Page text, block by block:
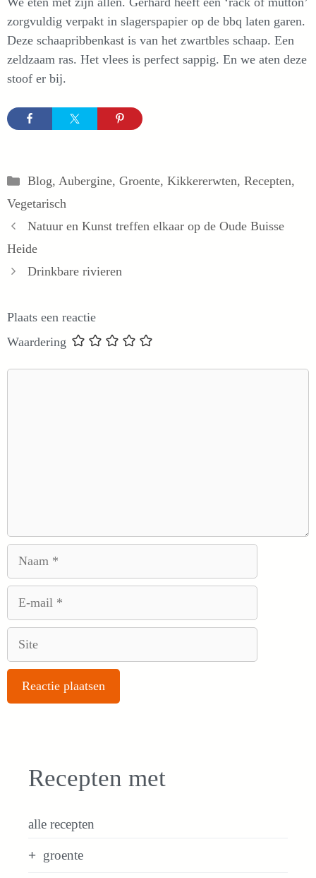
zorgvuldig verpakt in slagerspapier op de bbq laten garen.
Deze schaapribbenkast is van het zwartbles schaap. Een
zeldzaam ras. Het vlees is perfect sappig. En we aten deze
stoof er bij.
Categorieën
Blog, Aubergine, Groente, Kikkererwten, Recepten,
Vegetarisch
Natuur en Kunst treffen elkaar op de Oude Buisse
Heide
Drinkbare rivieren
Plaats een reactie
Waardering
Recepten met
alle recepten
groente